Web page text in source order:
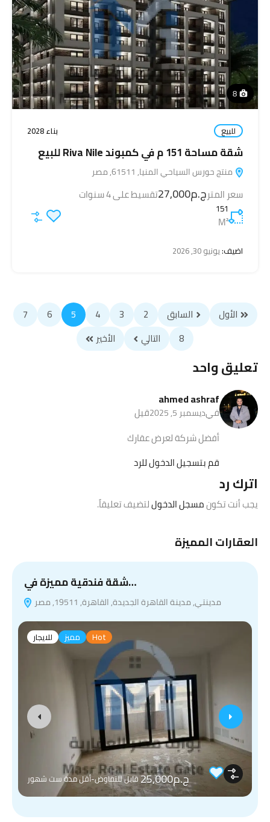
8
للبيع بناء 2028
شقة مساحة 151 م في كمبوند Riva Nile للبيع
منتج حورس السياحي المنيا, 61511, مصر
سعر المترج.م27,000 تقسيط على 4 سنوات
151
M²
اضيف:يونيو 30, 2026
الأول السابق 2
3
4
5
6
7
8
التالي الأخير
تعليق واحد
ahmed ashraf
فيديسمبر 5, 2025
قيل
أفضل شركة لعرض عقارك
قم بتسجيل الدخول للرد
اترك رد
يجب أنت تكونمسجل الدخوللتضيف تعليقاً.
العقارات المميزة
شقة فندقية مميزة في…
مدينتي, مدينة القاهرة الجديدة, القاهرة, 19511, مصر
للايجار مميز Hot
ج.م25,000
قابل للتفاوض-أقل مدة ست شهور